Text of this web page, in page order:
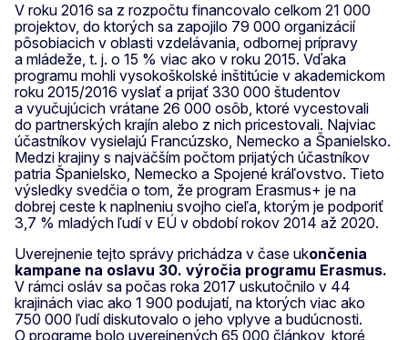
V roku 2016 sa z rozpočtu financovalo celkom 21 000
projektov, do ktorých sa zapojilo 79 000 organizácií
pôsobiacich v oblasti vzdelávania, odbornej prípravy
a mládeže, t. j. o 15 % viac ako v roku 2015. Vďaka
programu mohli vysokoškolské inštitúcie v akademickom
roku 2015/2016 vyslať a prijať 330 000 študentov
a vyučujúcich vrátane 26 000 osôb, ktoré vycestovali
do partnerských krajín alebo z nich pricestovali. Najviac
účastníkov vysielajú Francúzsko, Nemecko a Španielsko.
Medzi krajiny s najväčším počtom prijatých účastníkov
patria Španielsko, Nemecko a Spojené kráľovstvo. Tieto
výsledky svedčia o tom, že program Erasmus+ je na
dobrej ceste k naplneniu svojho cieľa, ktorým je podporiť
3,7 % mladých ľudí v EÚ v období rokov 2014 až 2020.
Uverejnenie tejto správy prichádza v čase ukončenia
kampane na oslavu 30. výročia programu Erasmus.
V rámci osláv sa počas roka 2017 uskutočnilo v 44
krajinách viac ako 1 900 podujatí, na ktorých viac ako
750 000 ľudí diskutovalo o jeho vplyve a budúcnosti.
O programe bolo uverejnených 65 000 článkov, ktoré